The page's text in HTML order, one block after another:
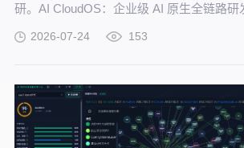
研。AI CloudOS：企业级 AI 原生全链路研
2026-07-24 153